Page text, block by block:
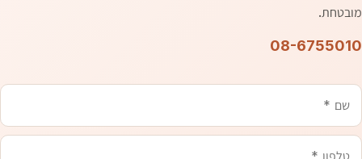
מובטחת.
08-6755010
שם
טלפון
אימייל
משהו
שנדע